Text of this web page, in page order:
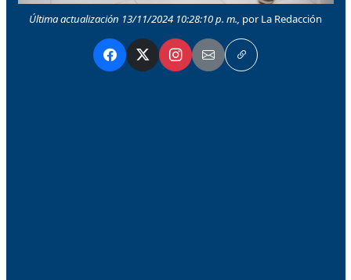
Última actualización 13/11/2024 10:28:10 p. m., por La Redacción